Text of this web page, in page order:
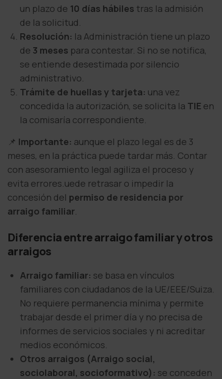
un plazo de 10 días hábiles tras la admisión
de la solicitud.
Resolución: la Administración tiene un plazo
de 3 meses para contestar. Si no se notifica,
se entiende desestimada por silencio
administrativo.
Trámite de huellas y tarjeta: una vez
concedida la autorización, se solicita la TIE en
la comisaría correspondiente.
📌 Importante: aunque el plazo legal es de 3
meses, en la práctica puede tardar más. Contar
con asesoramiento legal agiliza el proceso y
evita errores.uede retrasar o impedir la
concesión del permiso de residencia por
arraigo familiar.
Diferencia entre arraigo familiar y otros
arraigos
Arraigo familiar: se basa en vínculos
familiares con ciudadanos de la UE/EEE/Suiza.
No requiere permanencia mínima y permite
trabajar desde el primer día y no precisa de
informes de servicios sociales y ni acreditar
medios económicos.
Otros arraigos (Arraigo social,
sociolaboral, socioformativo): se conceden